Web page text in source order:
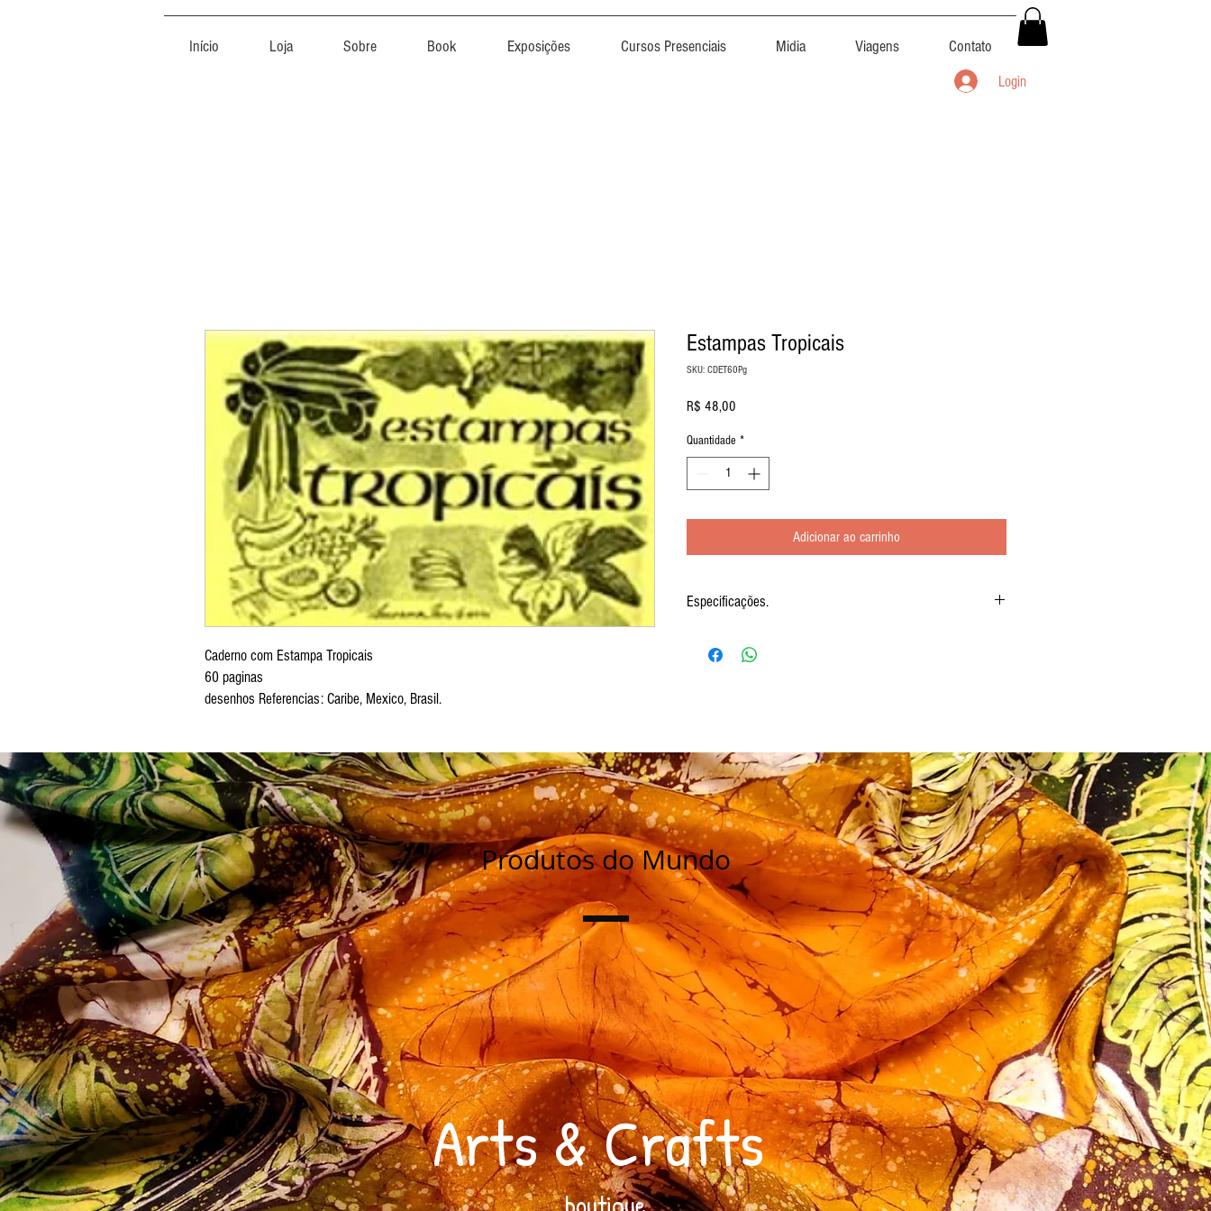
Início Loja Sobre Book Exposições Cursos Presenciais Midia Viagens Contato
Login
Caderno com Estampa Tropicais
60 paginas
desenhos Referencias: Caribe, Mexico, Brasil.
Estampas Tropicais
SKU: CDET60Pg
R$ 48,00
Quantidade *
Adicionar ao carrinho
Especificações.
pelo movimento, a expansividade e até de um ritmo que parece traduzir
Produtos do Mundo
Arts & Crafts